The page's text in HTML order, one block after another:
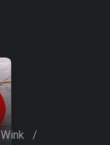
Wink /